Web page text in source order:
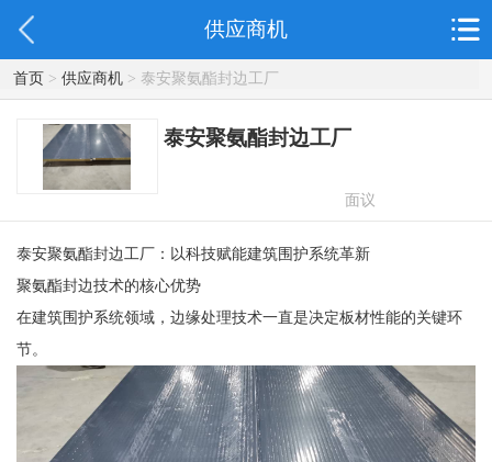
供应商机
首页> 供应商机> 泰安聚氨酯封边工厂
泰安聚氨酯封边工厂
面议
泰安聚氨酯封边工厂：以科技赋能建筑围护系统革新
聚氨酯封边技术的核心优势
在建筑围护系统领域，边缘处理技术一直是决定板材性能的关键环
节。